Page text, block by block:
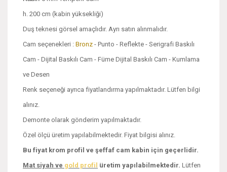
h. 200 cm (kabin yüksekliği)
Duş teknesi görsel amaçlıdır. Ayrı satın alınmalıdır.
Cam seçenekleri : Bronz - Punto - Reflekte - Serigrafi Baskılı
Cam - Dijital Baskılı Cam - Füme Dijital Baskılı Cam - Kumlama
ve Desen
Renk seçeneği ayrıca fiyatlandırma yapılmaktadır. Lütfen bilgi
alınız.
Demonte olarak gönderim yapılmaktadır.
Özel ölçü üretim yapılabilmektedir. Fiyat bilgisi alınız.
Bu fiyat krom profil ve şeffaf cam kabin için geçerlidir.
Mat siyah ve gold profil üretim yapılabilmektedir. Lütfen